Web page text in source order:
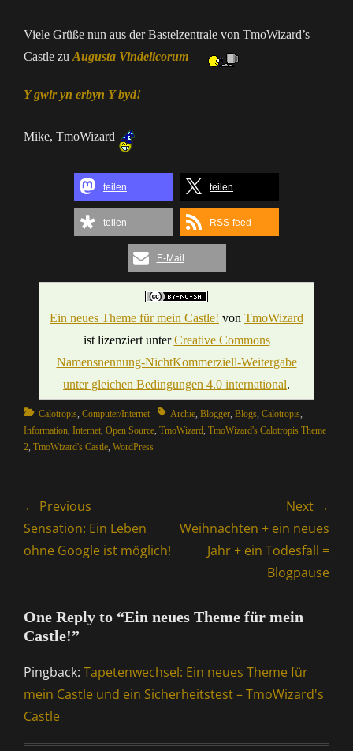
Viele Grüße nun aus der Bastelzentrale von TmoWizard’s
Castle zu Augusta Vindelicorum
Y gwir yn erbyn Y byd!
Mike, TmoWizard
teilen teilen
teilen RSS-feed
E-Mail
Ein neues Theme für mein Castle! von TmoWizard
ist lizenziert unterCreative Commons
Namensnennung-NichtKommerziell-Weitergabe
unter gleichen Bedingungen 4.0 international.
Categories
Calotropis, Computer/Internet TagsArchie, Blogger, Blogs, Calotropis,
Information, Internet, Open Source, TmoWizard, TmoWizard's Calotropis Theme
2, TmoWizard's Castle, WordPress
Beitragsnavigation
← Previous
Previous
post:
Sensation: Ein Leben
ohne Google ist möglich!
Next →
Next
Weihnachten + ein neues
Jahr + ein Todesfall =
Blogpause
One Reply to “Ein neues Theme für mein
Castle!”
Pingback: Tapetenwechsel: Ein neues Theme für
mein Castle und ein Sicherheitstest – TmoWizard's
Castle